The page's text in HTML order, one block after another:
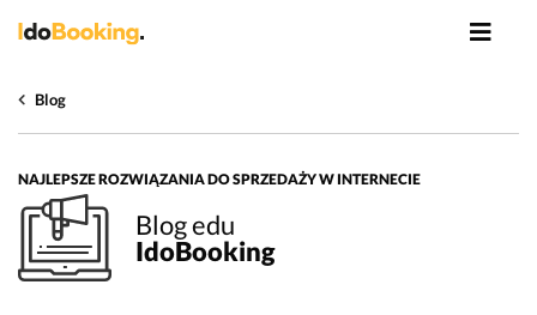
Blog
NAJLEPSZE ROZWIĄZANIA DO SPRZEDAŻY W INTERNECIE
Blog edu
IdoBooking